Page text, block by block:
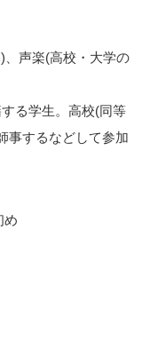
、声楽(高校・大学の
る学生。高校(同等
事するなどして参加
め